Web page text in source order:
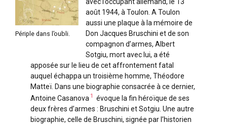
Périple dans l’oubli.
août 1944, à Toulon. A Toulon
aussi une plaque à la mémoire de
Don Jacques Bruschini et de son
compagnon d’armes, Albert
Sotgiu, mort avec lui, a été
apposée sur le lieu de cet affrontement fatal
auquel échappa un troisième homme, Théodore
Matteï. Dans une biographie consacrée à ce dernier,
Antoine Casanova 1 évoque la fin héroïque de ses
deux frères d’armes : Bruschini et Sotgiu. Une autre
biographie, celle de Bruschini, signée par l’historien